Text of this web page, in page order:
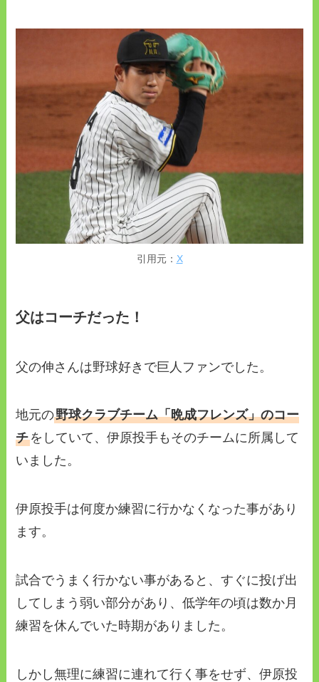
引用元： X
父はコーチだった！
父の伸さんは野球好きで巨人ファンでした。
地元の野球クラブチーム「晩成フレンズ」のコー
チをしていて、伊原投手もそのチームに所属して
いました。
伊原投手は何度か練習に行かなくなった事があり
ます。
試合でうまく行かない事があると、すぐに投げ出
してしまう弱い部分があり、低学年の頃は数か月
練習を休んでいた時期がありました。
しかし無理に練習に連れて行く事をせず、伊原投